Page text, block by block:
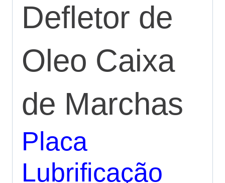
Defletor de
Oleo Caixa
de Marchas
Placa
Lubrificação